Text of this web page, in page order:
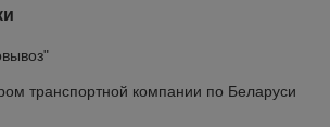
транспортной компании по Беларуси